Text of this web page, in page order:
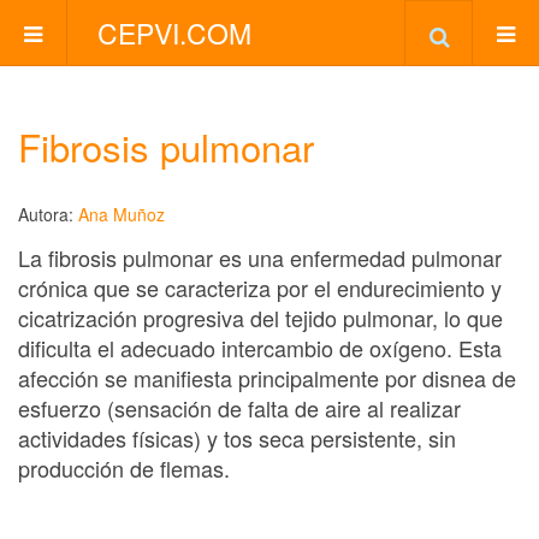
CEPVI.COM
Fibrosis pulmonar
Autora: Ana Muñoz
La fibrosis pulmonar es una enfermedad pulmonar
crónica que se caracteriza por el endurecimiento y
cicatrización progresiva del tejido pulmonar, lo que
dificulta el adecuado intercambio de oxígeno. Esta
afección se manifiesta principalmente por disnea de
esfuerzo (sensación de falta de aire al realizar
actividades físicas) y tos seca persistente, sin
producción de flemas.